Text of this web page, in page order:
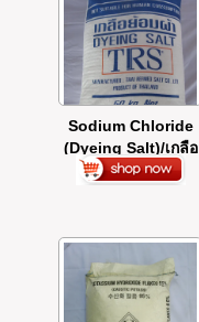
Sodium Chloride
(Dyeing Salt)/เกลือ
ย้อมผ้า